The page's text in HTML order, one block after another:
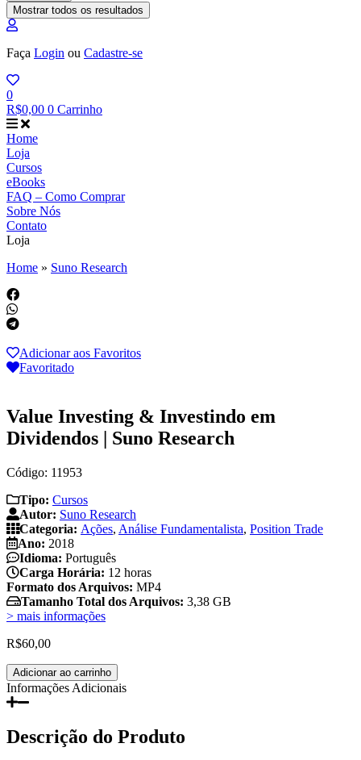
Mostrar todos os resultados
Faça Login ou Cadastre-se
0
R$0,00 0 Carrinho
Home
Loja
Cursos
eBooks
FAQ – Como Comprar
Sobre Nós
Contato
Loja
Home » Suno Research
Adicionar aos Favoritos
Favoritado
Value Investing & Investindo em
Dividendos | Suno Research
Código: 11953
Tipo: Cursos
Autor: Suno Research
Categoria: Ações, Análise Fundamentalista, Position Trade
Ano: 2018
Idioma: Português
Carga Horária: 12 horas
Formato dos Arquivos: MP4
Tamanho Total dos Arquivos: 3,38 GB
> mais informações
R$60,00
Value
Investing
&
em
Dividendos
Adicionar ao carrinho
Informações Adicionais
Descrição do Produto